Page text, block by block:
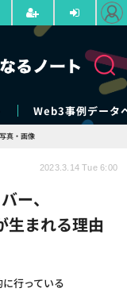
Web3事例データ
写真・画像
ー、
生まれる理由
行っている
2023.3.14 Tue 6:00